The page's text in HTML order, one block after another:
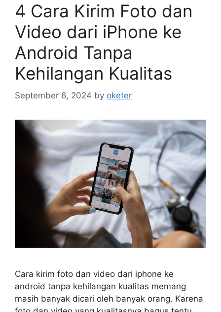
4 Cara Kirim Foto dan
Video dari iPhone ke
Android Tanpa
Kehilangan Kualitas
September 6, 2024 by oketer
Cara kirim foto dan video dari iphone ke
android tanpa kehilangan kualitas memang
masih banyak dicari oleh banyak orang. Karena